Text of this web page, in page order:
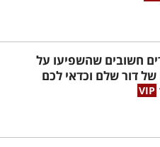
חשובים שהשפיעו על
של דור שלם וכדאי לכם